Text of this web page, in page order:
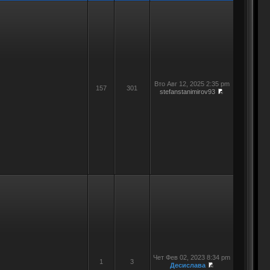
157 301
Вто Авг 12, 2025 2:35 pm
stefanstanimirov93
1 3
Чет Фев 02, 2023 8:34 pm
Десислава